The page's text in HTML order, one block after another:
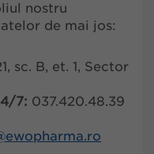
nostru
de mai jos:
sc. B, et. 1, Sector
7: 037.420.48.39